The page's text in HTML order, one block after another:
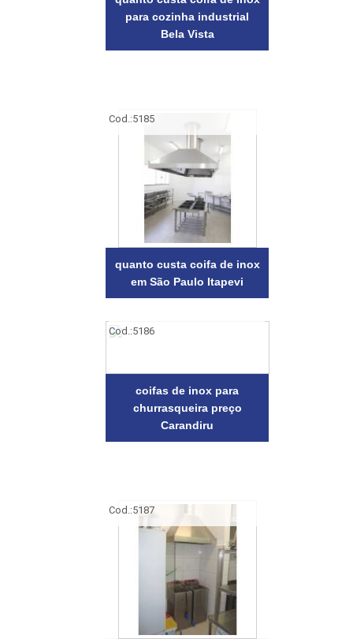
para cozinha industrial
Bela Vista
Cod.:5185
quanto custa coifa de inox
em São Paulo Itapevi
Cod.:5186
coifas de inox para
churrasqueira preço
Carandiru
Cod.:5187